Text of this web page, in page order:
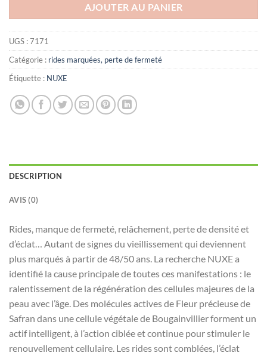
AJOUTER AU PANIER
UGS :7171
Catégorie : rides marquées, perte de fermeté
Étiquette : NUXE
DESCRIPTION
AVIS (0)
Rides, manque de fermeté, relâchement, perte de densité et
d’éclat… Autant de signes du vieillissement qui deviennent
plus marqués à partir de 48/50 ans. La recherche NUXE a
identifié la cause principale de toutes ces manifestations : le
ralentissement de la régénération des cellules majeures de la
peau avec l’âge. Des molécules actives de Fleur précieuse de
Safran dans une cellule végétale de Bougainvillier forment un
actif intelligent, à l’action ciblée et continue pour stimuler le
renouvellement cellulaire. Les rides sont comblées, l’éclat